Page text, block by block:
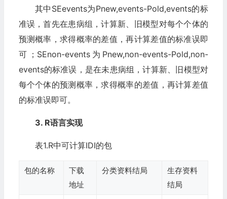
其中SEevents为Pnew,events-Pold,events的标
准误，首先在患病组，计算新、旧模型对每个个体的
预测概率，求得概率的差值，再计算差值的标准误即
可；SEnon-events为Pnew,non-events-Pold,non-
events的标准误，是在未患病组，计算新、旧模型对
每个个体的预测概率，求得概率的差值，再计算差值
的标准误即可。
3. R语言实现
表1.R中可计算IDI的包
包的名称
下载
地址
分类资料结局
生存资料
结局